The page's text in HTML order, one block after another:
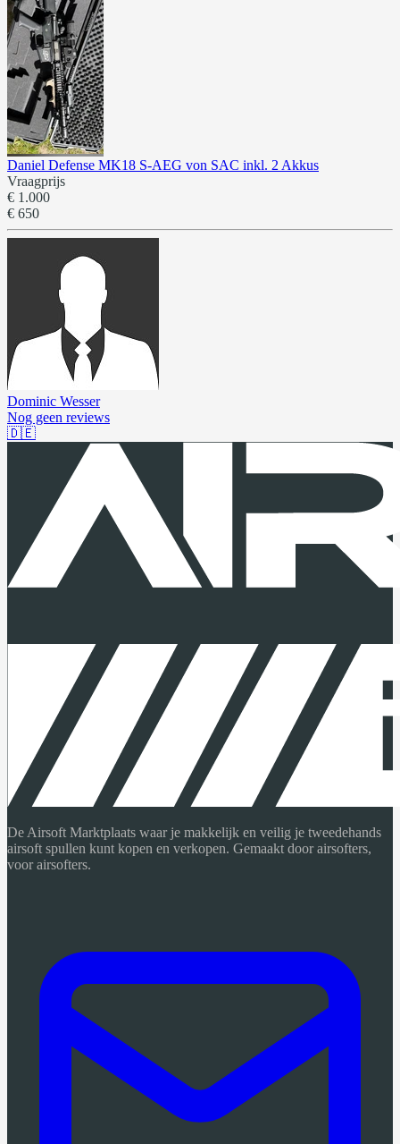
Daniel Defense MK18 S-AEG von SAC inkl. 2 Akkus
Vraagprijs
€ 1.000
€ 650
Dominic Wesser
Nog geen reviews
🇩🇪
De Airsoft Marktplaats waar je makkelijk en veilig je tweedehands
airsoft spullen kunt kopen en verkopen. Gemaakt door airsofters,
voor airsofters.